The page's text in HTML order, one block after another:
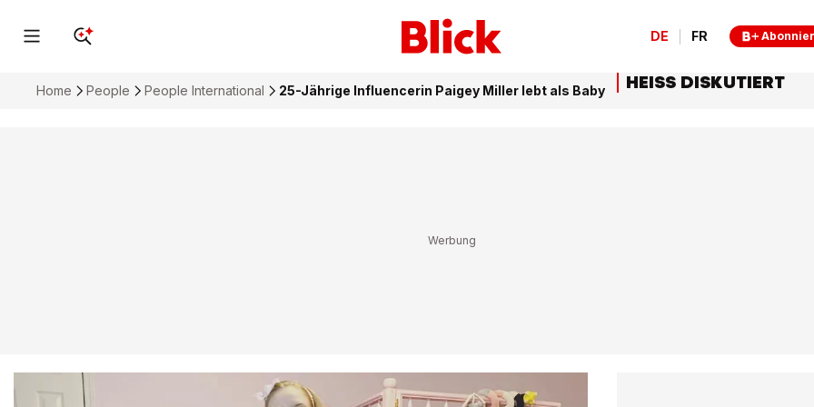
DE FR
Home People People International 25-Jährige Influencerin Paigey Miller lebt als Baby HEISS DISKUTIERT